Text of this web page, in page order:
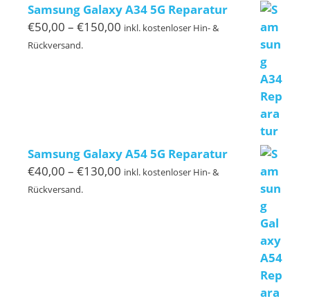
Samsung Galaxy A34 5G Reparatur
€50,00 – €150,00 Preisspanne:
inkl. kostenloser Hin- &
Rückversand.
Samsung Galaxy A54 5G Reparatur
€40,00 – €130,00 Preisspanne:
inkl. kostenloser Hin- &
Rückversand.